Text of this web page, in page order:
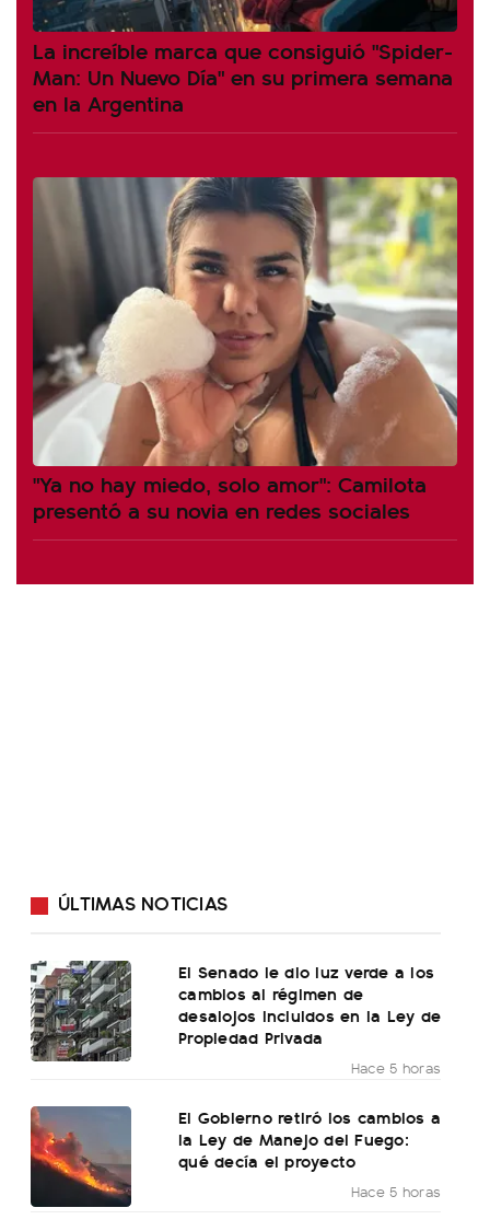
La increíble marca que consiguió "Spider-
Man: Un Nuevo Día" en su primera semana
en la Argentina
"Ya no hay miedo, solo amor": Camilota
presentó a su novia en redes sociales
ÚLTIMAS NOTICIAS
El Senado le dio luz verde a los
cambios al régimen de
desalojos incluidos en la Ley de
Propiedad Privada
Hace 5 horas
El Gobierno retiró los cambios a
la Ley de Manejo del Fuego:
qué decía el proyecto
Hace 5 horas